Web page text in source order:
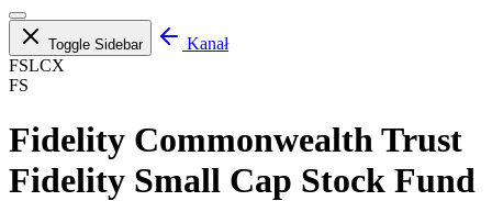
Toggle Sidebar
Kanał
FSLCX
FS
Fidelity Commonwealth Trust
Fidelity Small Cap Stock Fund